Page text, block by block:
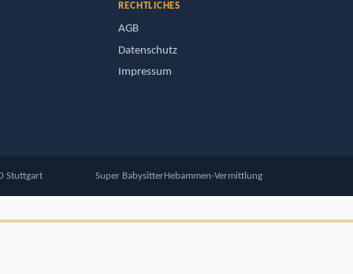
RECHTLICHES
AGB
Datenschutz
Impressum
Stuttgart Super BabysitterHebammen-Vermittlung